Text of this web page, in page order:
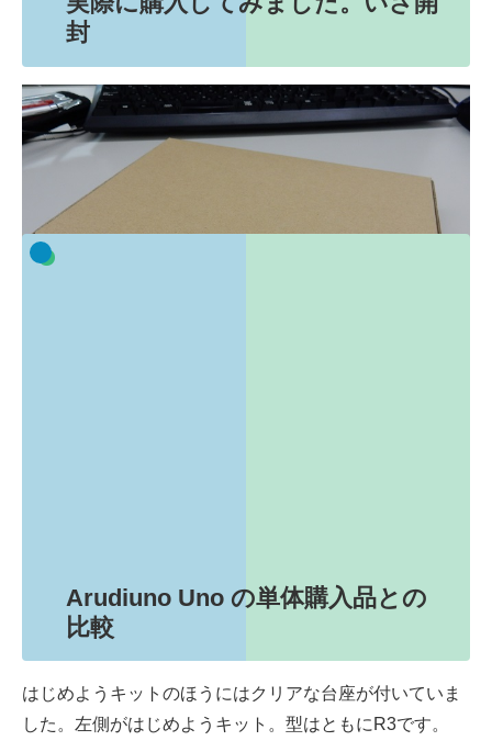
封
Arudiuno Uno の単体購入品との
比較
はじめようキットのほうにはクリアな台座が付いていま
した。左側がはじめようキット。型はともにR3です。